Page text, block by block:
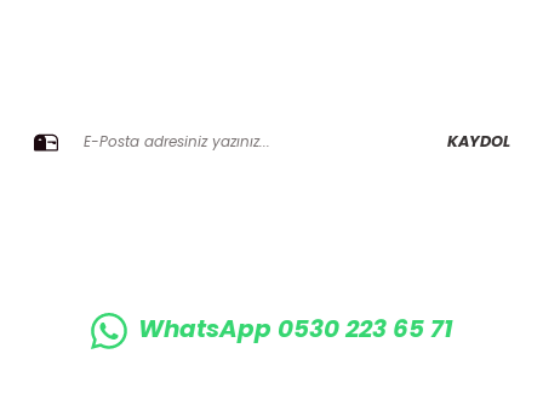
KAYDOL
WhatsApp 0530 223 65 71